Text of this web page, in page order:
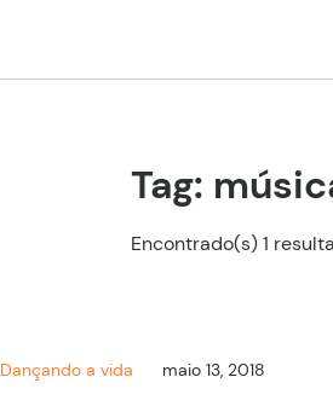
Tag:
Encontrado(s) 1
Dançando a vida maio 13, 2018